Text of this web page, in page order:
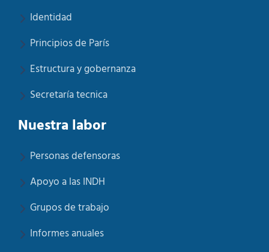
Identidad
Principios de París
Estructura y gobernanza
Secretaría tecnica
Nuestra labor
Personas defensoras
Apoyo a las INDH
Grupos de trabajo
Informes anuales